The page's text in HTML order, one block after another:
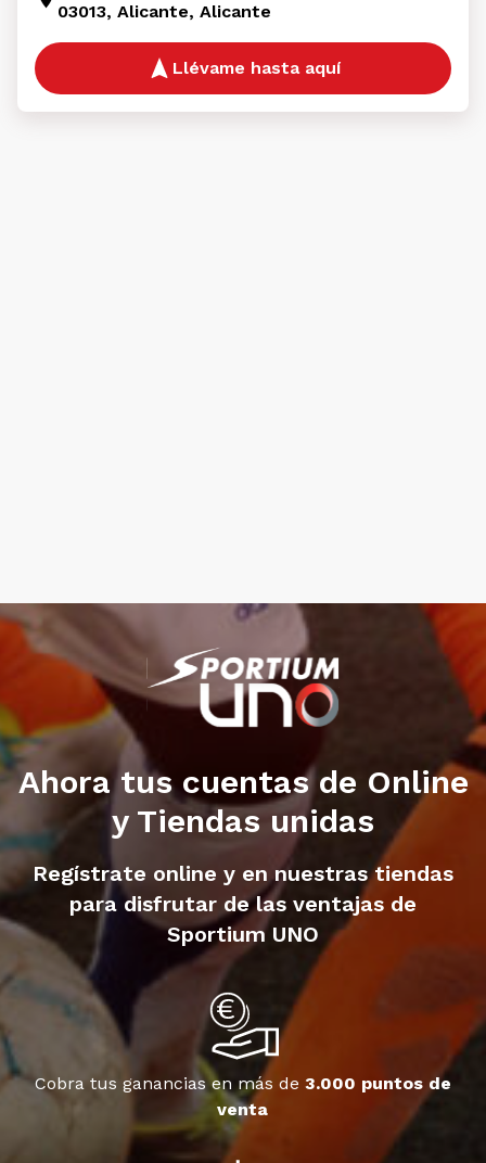
03013, Alicante, Alicante
Llévame hasta aquí
Ahora tus cuentas de Online
y Tiendas unidas
Regístrate online y en nuestras tiendas
para disfrutar de las ventajas de
Sportium UNO
Cobra tus ganancias en más de 3.000 puntos de
venta